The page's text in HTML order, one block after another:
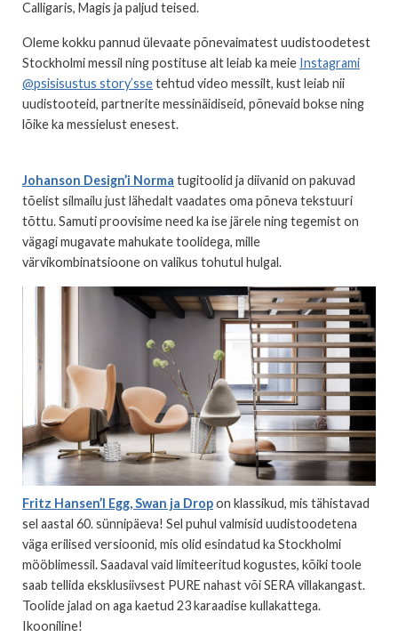
Calligaris, Magis ja paljud teised.
Oleme kokku pannud ülevaate põnevaimatest uudistoodetest
Stockholmi messil ning postituse alt leiab ka meie Instagrami
@psisisustus story’ssetehtud video messilt, kust leiab nii
uudistooteid, partnerite messinäidiseid, põnevaid bokse ning
lõike ka messielust enesest.
Johanson Design’i Norma tugitoolid ja diivanid on pakuvad
tõelist silmailu just lähedalt vaadates oma põneva tekstuuri
tõttu. Samuti proovisime need ka ise järele ning tegemist on
vägagi mugavate mahukate toolidega, mille
värvikombinatsioone on valikus tohutul hulgal.
Fritz Hansen’I Egg, Swan ja Dropon klassikud, mis tähistavad
sel aastal 60. sünnipäeva! Sel puhul valmisid uudistoodetena
väga erilised versioonid, mis olid esindatud ka Stockholmi
mööblimessil. Saadaval vaid limiteeritud kogustes, kõiki toole
saab tellida eksklusiivsest PURE nahast või SERA villakangast.
Toolide jalad on aga kaetud 23 karaadise kullakattega.
Ikooniline!